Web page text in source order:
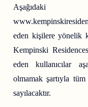
eden kişilere yönelik
Kempinski
eden kullanıcılar
olmamak şartıyla
sayılacaktır.